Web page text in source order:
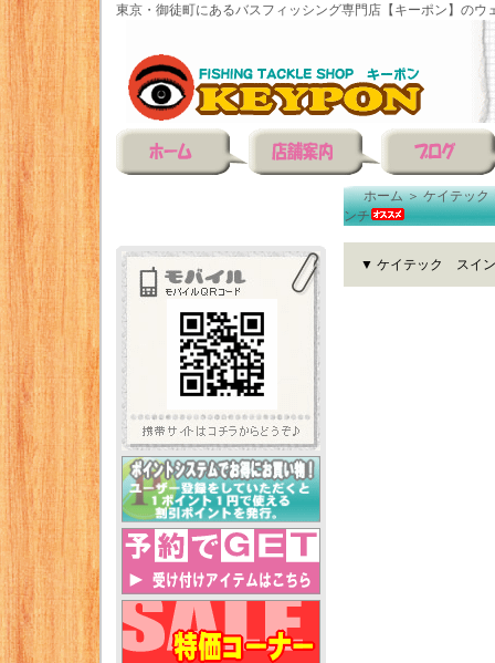
東京・御徒町にあるバスフィッシング専門店【キーポン】のウ
ホーム＞ケイテック
ンチ
▼ ケイテック スイン